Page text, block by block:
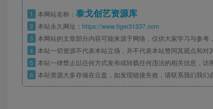
1 本网站名称： 泰戈创艺资源库
2 本站永久网址： https://www.tiger31337.com
3 本网站的文章部分内容可能来源于网络，仅供大家学习与参考
4 本站一切资源不代表本站立场，并不代表本站赞同其观点和对
5 本站一律禁止以任何方式发布或转载任何违法的相关信息，访
6 本站资源大多存储在云盘，如发现链接失效，请联系我们我们